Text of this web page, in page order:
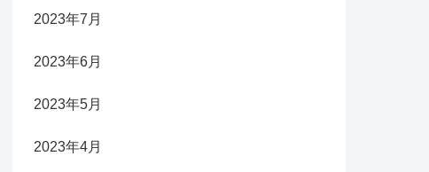
2023年7月
2023年6月
2023年5月
2023年4月